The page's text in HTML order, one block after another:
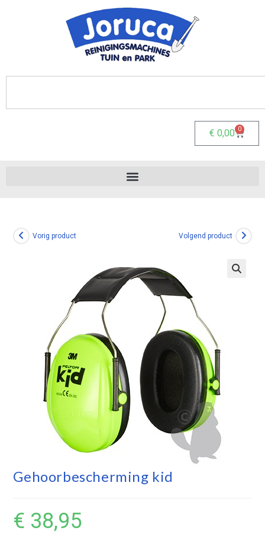
€ 0,00 0
Vorig product Volgend product
Gehoorbescherming kid
€ 38,95